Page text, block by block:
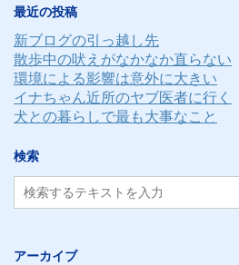
ス
最近の投稿
新ブログの引っ越し先
散歩中の吠えがなかなか直らない
環境による影響は意外に大きい
イナちゃん近所のヤブ医者に行く
犬との暮らしで最も大事なこと
検索
アーカイブ